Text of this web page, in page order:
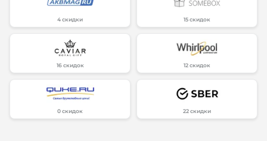
4 скидки 15 скидок
16 скидок 12 скидок
0 скидок 22 скидки